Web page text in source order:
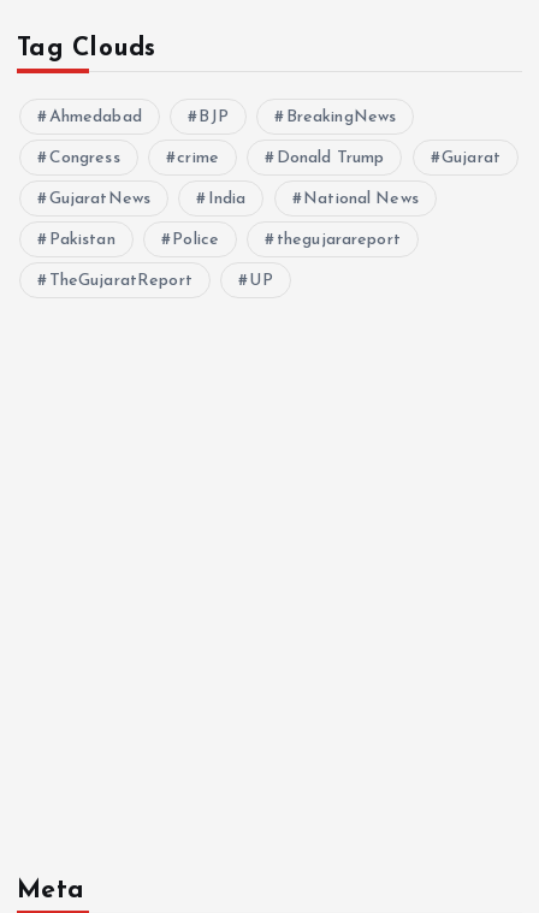
Tag Clouds
Ahmedabad BJP BreakingNews
Congress crime Donald Trump Gujarat
GujaratNews India National News
Pakistan Police thegujarareport
TheGujaratReport UP
Meta